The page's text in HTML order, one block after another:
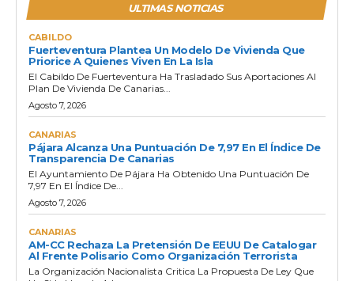
ULTIMAS NOTICIAS
CABILDO
Fuerteventura Plantea Un Modelo De Vivienda Que
Priorice A Quienes Viven En La Isla
El Cabildo De Fuerteventura Ha Trasladado Sus Aportaciones Al
Plan De Vivienda De Canarias...
Agosto 7, 2026
CANARIAS
Pájara Alcanza Una Puntuación De 7,97 En El Índice De
Transparencia De Canarias
El Ayuntamiento De Pájara Ha Obtenido Una Puntuación De
7,97 En El Índice De...
Agosto 7, 2026
CANARIAS
AM-CC Rechaza La Pretensión De EEUU De Catalogar
Al Frente Polisario Como Organización Terrorista
La Organización Nacionalista Critica La Propuesta De Ley Que